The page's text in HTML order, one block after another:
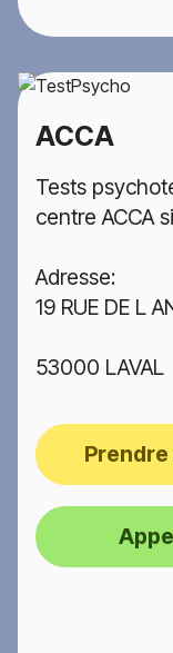
ACCA
Tests
centre ACCA
Adresse:
19 RUE DE L
53000 LAVAL